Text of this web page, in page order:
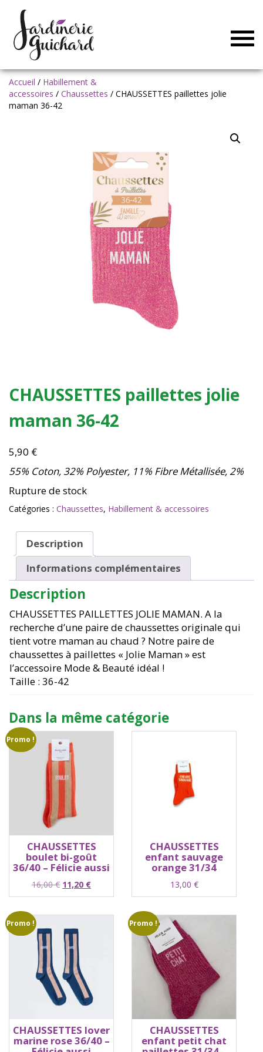
Accueil / Habillement &
accessoires / Chaussettes / CHAUSSETTES paillettes jolie
maman 36-42
CHAUSSETTES paillettes jolie
maman 36-42
5,90 €
55% Coton, 32% Polyester, 11% Fibre Métallisée, 2%
Rupture de stock
Catégories : Chaussettes, Habillement & accessoires
Description
Informations complémentaires
Description
CHAUSSETTES PAILLETTES JOLIE MAMAN. A la
recherche d’une paire de chaussettes originale qui
tient votre maman au chaud ? Notre paire de
chaussettes à paillettes « Jolie Maman » est
l’accessoire Mode & Beauté idéal !
Taille : 36-42
Dans la même catégorie
Promo !
CHAUSSETTES
boulet bi-goût
36/40 – Félicie aussi
16,00€ Le
prix
16,00 €.
11,20 €Le
prix
CHAUSSETTES
enfant sauvage
orange 31/34
13,00 €
Promo !
CHAUSSETTES lover
marine rose 36/40 –
Promo !
CHAUSSETTES
enfant petit chat